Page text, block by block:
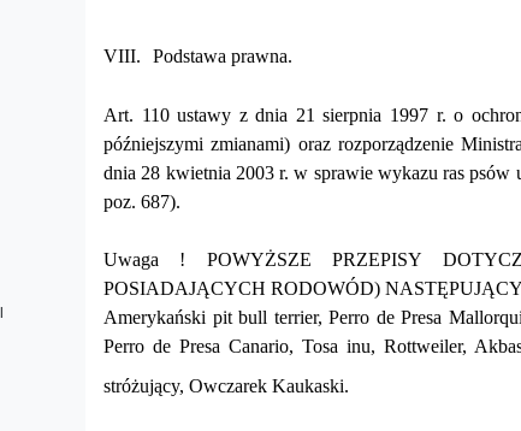
VIII. Podstawa prawna.
Art. 110 ustawy z dnia 21 sierpnia 1997 r. o
późniejszymi zmianami) oraz rozporządzenie
dnia 28 kwietnia 2003 r. w sprawie wykazu ras
poz. 687).
Uwaga ! POWYŻSZE PRZEPISY
POSIADAJĄCYCH RODOWÓD)
Amerykański pit bull terrier, Perro de Presa
Perro de Presa Canario, Tosa inu, Rottweiler,
stróżujący, Owczarek Kaukaski.